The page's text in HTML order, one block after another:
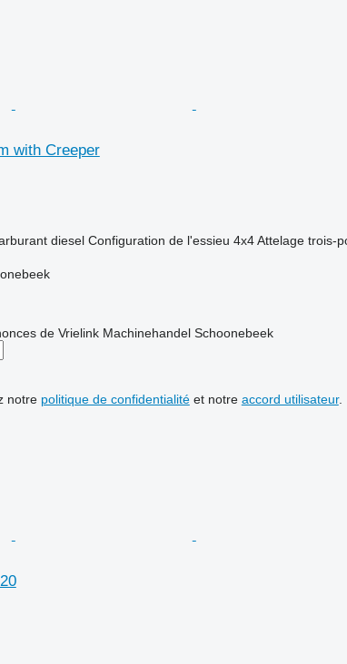
with Creeper
diesel Configuration de l'essieu 4x4 Attelage trois-
de Vrielink Machinehandel Schoonebeek
notre politique de confidentialitéet notre accord utilisateur.